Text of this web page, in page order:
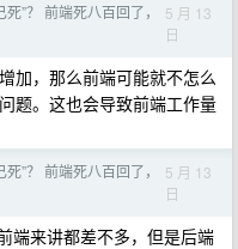
”？ 前端死八百回了，
5 月 13
日
加，那么前端可能就不怎么
题。这也会导致前端工作量
”？ 前端死八百回了，
5 月 13
日
端来讲都差不多，但是后端